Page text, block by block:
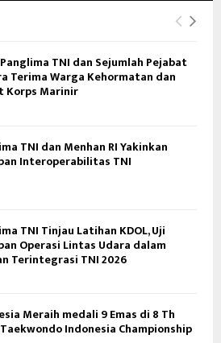
TNI dan Sejumlah Pejabat
Terima Warga Kehormatan dan
Korps Marinir
TNI dan Menhan RI Yakinkan
Interoperabilitas TNI
TNI Tinjau Latihan KDOL, Uji
Operasi Lintas Udara dalam
Terintegrasi TNI 2026
Meraih medali 9 Emas di 8 Th
Indonesia Championship